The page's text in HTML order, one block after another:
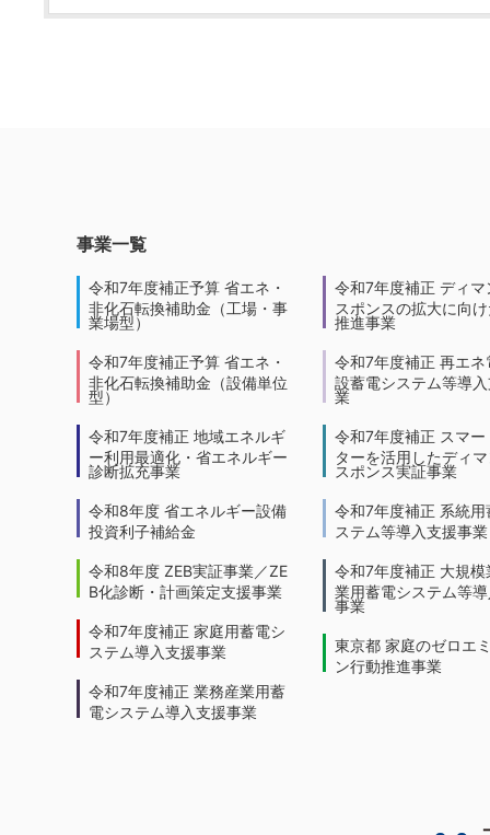
事業一覧
令和7年度補正予算 省エネ・
非化石転換補助金（工場・事
業場型）
令和7年度補正予算 省エネ・
非化石転換補助金（設備単位
型）
令和7年度補正 地域エネルギ
ー利用最適化・省エネルギー
診断拡充事業
令和8年度 省エネルギー設備
投資利子補給金
令和8年度 ZEB実証事業／ZE
B化診断・計画策定支援事業
令和7年度補正 家庭用蓄電シ
ステム導入支援事業
令和7年度補正 業務産業用蓄
電システム導入支援事業
令和7年度補正 ディマ
スポンスの拡大に向
推進事業
令和7年度補正 再エネ
設蓄電システム等導
業
令和7年度補正 スマー
ターを活用したディ
スポンス実証事業
令和7年度補正 系統用
ステム等導入支援事業
令和7年度補正 大規模
業用蓄電システム等
事業
東京都 家庭のゼロエ
ン行動推進事業